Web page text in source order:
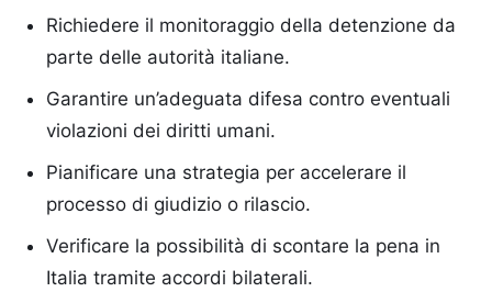
Richiedere il monitoraggio della detenzione da
parte delle autorità italiane.
Garantire un’adeguata difesa contro eventuali
violazioni dei diritti umani.
Pianificare una strategia per accelerare il
processo di giudizio o rilascio.
Verificare la possibilità di scontare la pena in
Italia tramite accordi bilaterali.